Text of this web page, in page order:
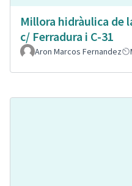
Millora hidràulica de
c/ Ferradura i C-31
Aron Marcos Fernandez